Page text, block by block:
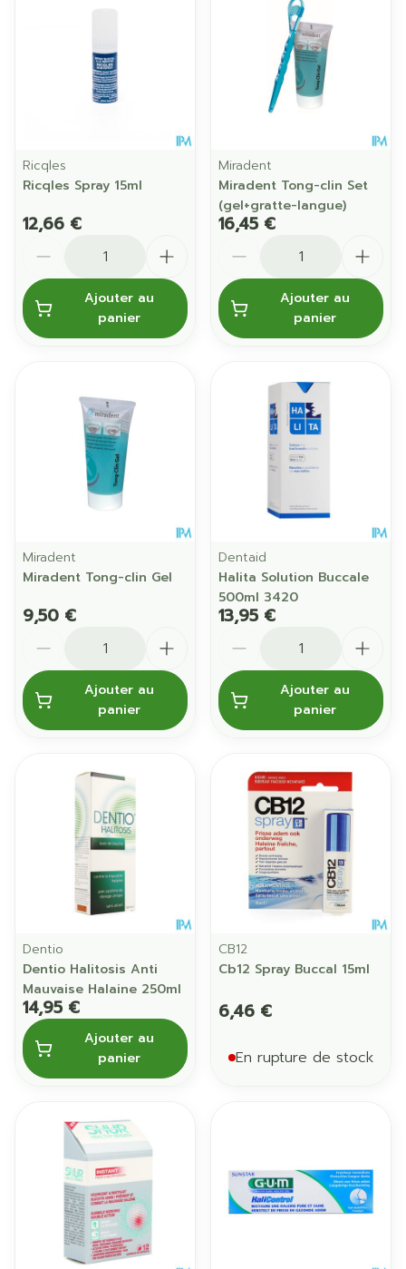
Ricqles
Ricqles Spray 15ml
12,66 €
Ajouter au
panier
Miradent
Miradent Tong-clin Set
(gel+gratte-langue)
16,45 €
Ajouter au
panier
Miradent
Miradent Tong-clin Gel
9,50 €
Ajouter au
panier
Dentaid
Halita Solution Buccale
500ml 3420
13,95 €
Ajouter au
panier
Dentio
Dentio Halitosis Anti
Mauvaise Halaine 250ml
14,95 €
Ajouter au
panier
CB12
Cb12 Spray Buccal 15ml
6,46 €
En rupture de stock